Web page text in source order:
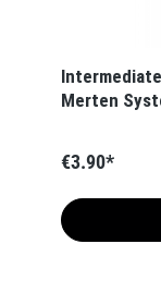
Merten
€3.90*